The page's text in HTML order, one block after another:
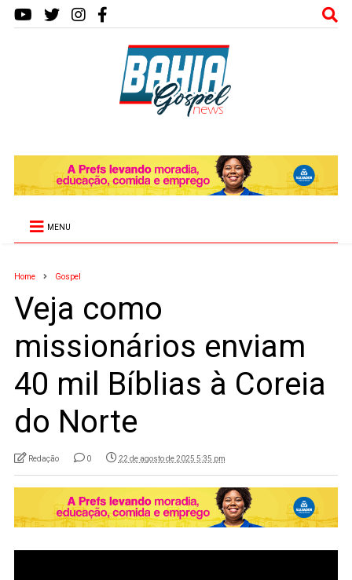
MENU
Home Gospel
Veja como
missionários enviam
40 mil Bíblias à Coreia
do Norte
Redação 0 22 de agosto de 2025 5:35 pm